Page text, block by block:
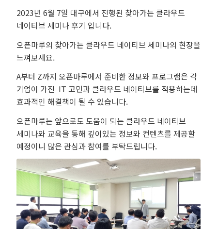
2023년 6월 7일 대구에서 진행된 찾아가는 클라우드
네이티브 세미나 후기 입니다.
오픈마루의 찾아가는 클라우드 네이티브 세미나의 현장을
느껴보세요.
A부터 Z까지 오픈마루에서 준비한 정보와 프로그램은 각
기업이 가진 IT 고민과 클라우드 네이티브를 적용하는데
효과적인 해결책이 될 수 있습니다.
오픈마루는 앞으로도 도움이 되는 클라우드 네이티브
세미나와 교육을 통해 깊이있는 정보와 컨텐츠를 제공할
예정이니 많은 관심과 참여를 부탁드립니다.